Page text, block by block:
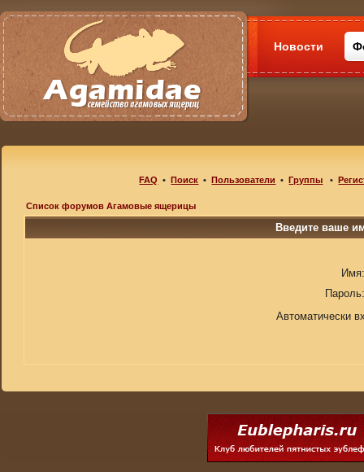
Новости
FAQ •Поиск •Пользователи •Группы •
Список форумов Агамовые ящерицы
Введите ваше
Имя:
Пароль:
Автоматически